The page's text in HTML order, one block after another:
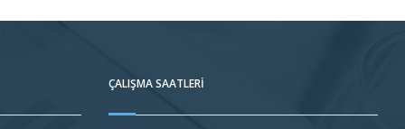
ÇALIŞMA SAATLERI